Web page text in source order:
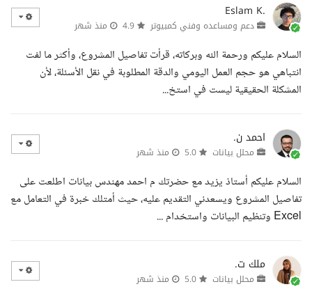
Eslam K.
دعم ومساعده وفني كمبيوتر منذ شهر
السلام عليكم ورحمة الله وبركاته، قرأت تفاصيل المشروع، وأكثر ما لفت
انتباهي هو حجم العمل اليومي والدقة المطلوبة في نقل الأسئلة، لأن
المشكلة الحقيقية ليست في استخ...
احمد ن.
محلل بيانات منذ شهر
السلام عليكم أستاذ يزيد مع حضرتك م احمد مهندس بيانات اطلعت على
تفاصيل المشروع ويسعدني التقديم عليه، حيث أمتلك خبرة في التعامل مع
Excel وتنظيم البيانات واستخدام ...
ملك ت.
محلل بيانات منذ شهر